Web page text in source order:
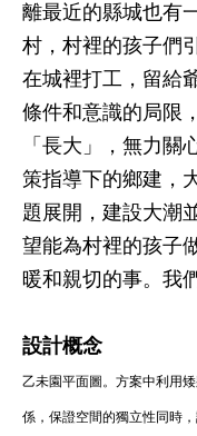
離最近的縣城也有
村，村裡的孩子們
在城裡打工，留給
條件和意識的局限
「長大」，無力關
策指導下的鄉建，
題展開，建設大潮
望能為村裡的孩子
暖和親切的事。我
設計概念
乙未園平面圖。方案中利用
係，保證空間的獨立性同時